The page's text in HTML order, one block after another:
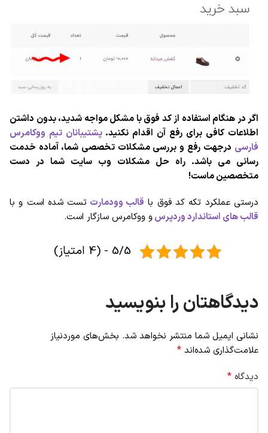
اگر در هنگام استفاده از کد فوق با مشکل مواجه شدید، بدون داشتن
اطلاعات کافی برای رفع آن اقدام نکنید.پشتیبانان تیم ووکامرس
فارسی درجهت رفع و بررسی مشکلات تخصصی شما، آماده خدمت
رسانی می باشد. راه حل مشکلات وب سایت شما در دست
متخصصین ماست!
درستی عملکرد تکه کد فوق با قالب وودمارت تست شده است و با
قالب های استاندارد وردپرسو ووکامرس سازگار است.
5/5 - (4 امتیاز)
دیدگاهتان را بنویسید
نشانی ایمیل شما منتشر نخواهد شد. بخش‌های موردنیاز
علامت‌گذاری شده‌اند *
دیدگاه *